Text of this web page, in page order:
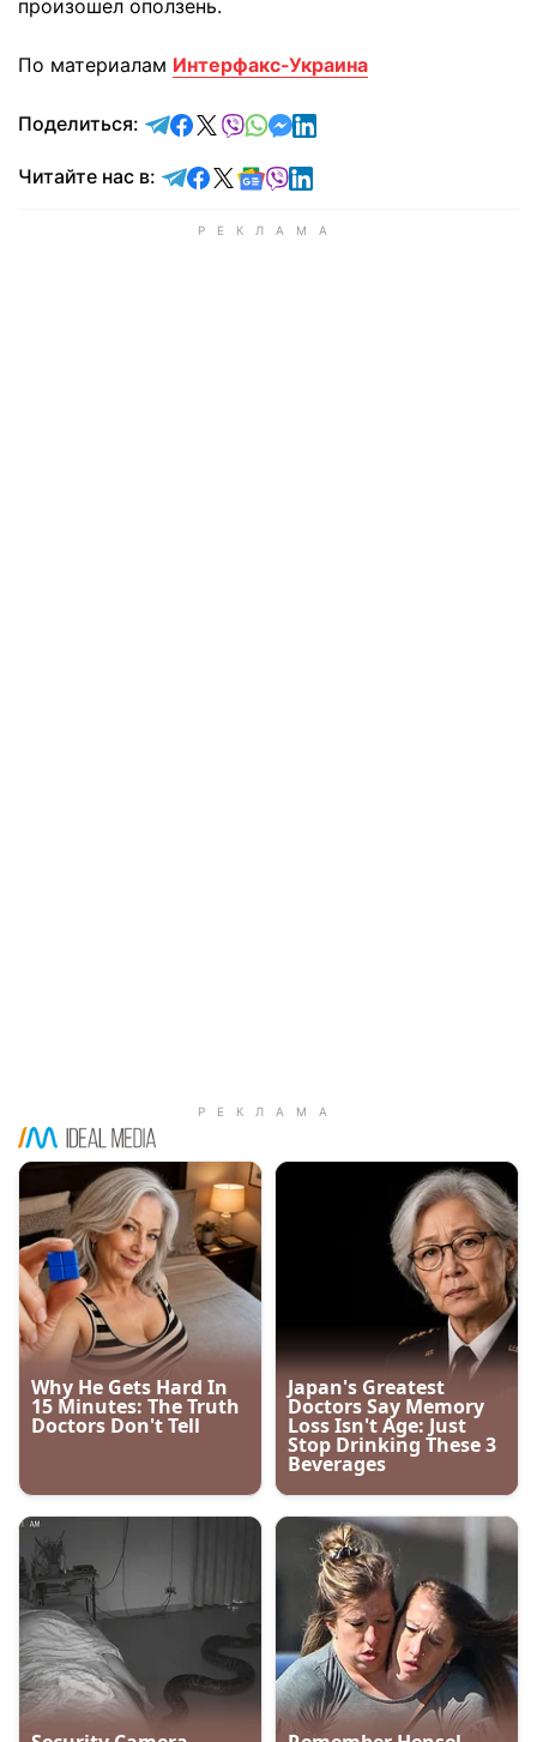
произошел оползень.
По материалам Интерфакс-Украина
Поделиться: отправить в Telegram
поделиться в Facebook
поделиться в X
отправить в Viber
отправить в Whatsapp
отправить в Messenger
отправить в LinkedIn
Читайте нас в: Читайте в Telegram
Читайте в Facebook
Читайте в X
Читайте в Google news
Читайте в Viber
Читайте в LinkedIn